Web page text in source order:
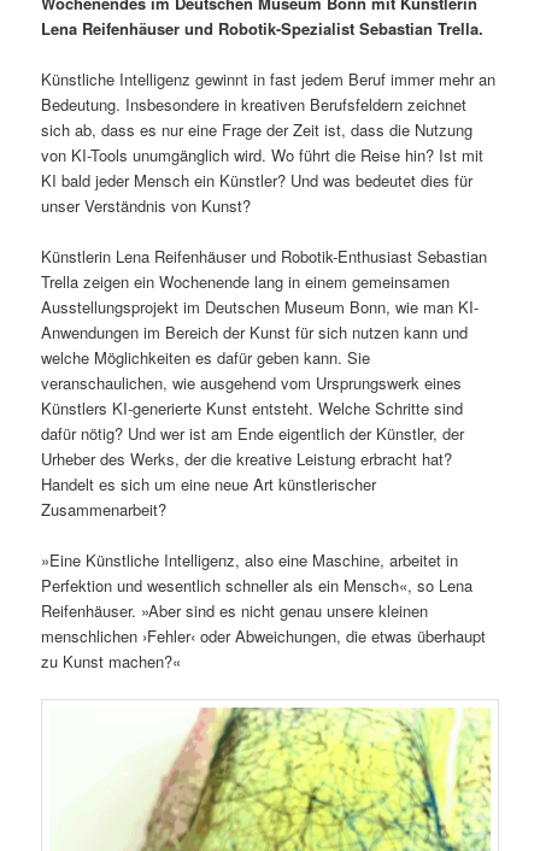
Lena Reifenhäuser und Robotik-Spezialist Sebastian Trella.
Künstliche Intelligenz gewinnt in fast jedem Beruf immer mehr an
Bedeutung. Insbesondere in kreativen Berufsfeldern zeichnet
sich ab, dass es nur eine Frage der Zeit ist, dass die Nutzung
von KI-Tools unumgänglich wird. Wo führt die Reise hin? Ist mit
KI bald jeder Mensch ein Künstler? Und was bedeutet dies für
unser Verständnis von Kunst?
Künstlerin Lena Reifenhäuser und Robotik-Enthusiast Sebastian
Trella zeigen ein Wochenende lang in einem gemeinsamen
Ausstellungsprojekt im Deutschen Museum Bonn, wie man KI-
Anwendungen im Bereich der Kunst für sich nutzen kann und
welche Möglichkeiten es dafür geben kann. Sie
veranschaulichen, wie ausgehend vom Ursprungswerk eines
Künstlers KI-generierte Kunst entsteht. Welche Schritte sind
dafür nötig? Und wer ist am Ende eigentlich der Künstler, der
Urheber des Werks, der die kreative Leistung erbracht hat?
Handelt es sich um eine neue Art künstlerischer
Zusammenarbeit?
»Eine Künstliche Intelligenz, also eine Maschine, arbeitet in
Perfektion und wesentlich schneller als ein Mensch«, so Lena
Reifenhäuser. »Aber sind es nicht genau unsere kleinen
menschlichen ›Fehler‹ oder Abweichungen, die etwas überhaupt
zu Kunst machen?«